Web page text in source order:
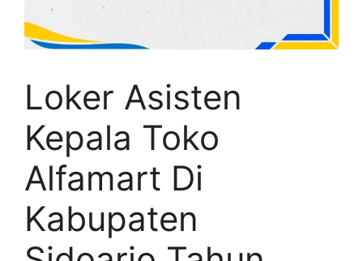
Loker Asisten
Kepala Toko
Alfamart Di
Kabupaten